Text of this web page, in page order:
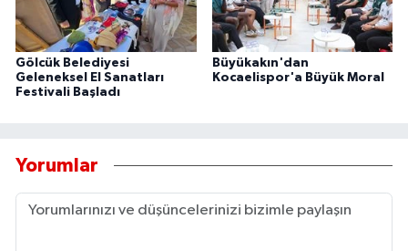
Gölcük Belediyesi
Geleneksel El Sanatları
Festivali Başladı
Büyükakın'dan
Kocaelispor'a Büyük Moral
Yorumlar